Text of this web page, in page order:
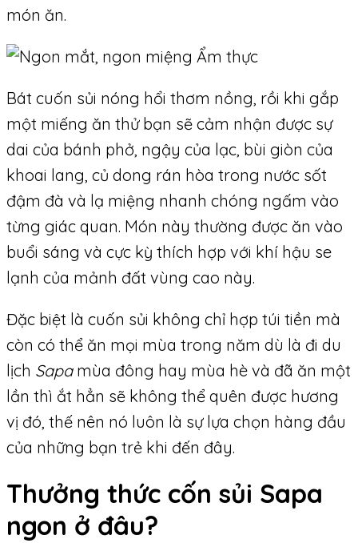
món ăn.
Bát cuốn sủi nóng hổi thơm nồng, rồi khi gắp
một miếng ăn thử bạn sẽ cảm nhận được sự
dai của bánh phở, ngậy của lạc, bùi giòn của
khoai lang, củ dong rán hòa trong nước sốt
đậm đà và lạ miệng nhanh chóng ngấm vào
từng giác quan. Món này thường được ăn vào
buổi sáng và cực kỳ thích hợp với khí hậu se
lạnh của mảnh đất vùng cao này.
Đặc biệt là cuốn sủi không chỉ hợp túi tiền mà
còn có thể ăn mọi mùa trong năm dù là đi du
lịch Sapamùa đông hay mùa hè và đã ăn một
lần thì ắt hẳn sẽ không thể quên được hương
vị đó, thế nên nó luôn là sự lựa chọn hàng đầu
của những bạn trẻ khi đến đây.
Thưởng thức cốn sủi Sapa
ngon ở đâu?